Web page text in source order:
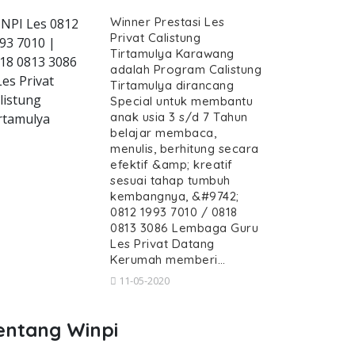
calistung-tirtamulya--guru-
Privat Calistung Tirtamulya,
Tirtamulya, Guru Calistung datang
Les Privat Calistung
Calistung Tirtamulya, Guru
Les 0812
7010 |
0813 3086
Privat
Winner Prestasi Les
Privat Calistung
Tirtamulya Karawang
adalah Program Calistung
Tirtamulya dirancang
Special untuk membantu
anak usia 3 s/d 7 Tahun
belajar membaca,
menulis, berhitung secara
efektif &amp; kreatif
sesuai tahap tumbuh
kembangnya, &#9742;
0812 1993 7010 / 0818
0813 3086 Lembaga Guru
Les Privat Datang
Kerumah memberi…
11-05-2020
Winpi